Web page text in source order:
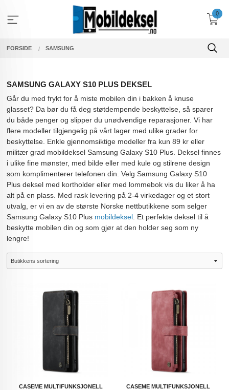
innholdet
0
FORSIDE SAMSUNG
SAMSUNG GALAXY S10 PLUS DEKSEL
Går du med frykt for å miste mobilen din i bakken å knuse
glasset? Da bør du få deg støtdempende beskyttelse, så sparer
du både penger og slipper du unødvendige reparasjoner. Vi har
flere modeller tilgjengelig på vårt lager med ulike grader for
beskyttelse. Enkle gjennomsiktige modeller fra kun 89 kr eller
militær grad mobildeksel Samsung Galaxy S10 Plus. Deksel finnes
i ulike fine mønster, med bilde eller med kule og stilrene design
som komplimenterer telefonen din. Velg Samsung Galaxy S10
Plus deksel med kortholder eller med lommebok vis du liker å ha
alt på en plass. Med rask levering på 2-4 virkedager og et stort
utvalg, er vi en av de største Norske nettbutikkene som selger
Samsung Galaxy S10 Plus mobildeksel . Et perfekte deksel til å
beskytte mobilen din og som gjør at den holder seg som ny
lengre!
CASEME MULTIFUNKSJONELL
CASEME MULTIFUNKSJONELL